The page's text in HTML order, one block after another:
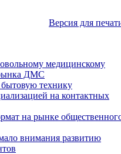
Версия для
медицинскому
ДМС
технику
на контактных
на рынке
внимания развитию